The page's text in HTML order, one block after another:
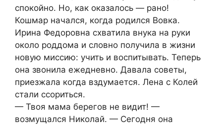
спокойно. Но, как оказалось — рано!
Кошмар начался, когда родился Вовка.
Ирина Федоровна схватила внука на руки
около роддома и словно получила в жизни
новую миссию: учить и воспитывать. Теперь
она звонила ежедневно. Давала советы,
приезжала когда вздумается. Лена с Колей
стали ссориться.
— Твоя мама берегов не видит! —
возмущался Николай. — Сегодня она